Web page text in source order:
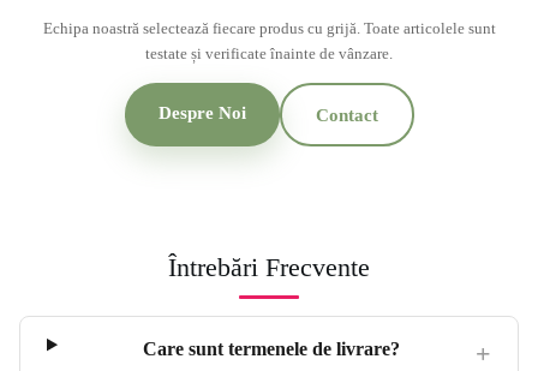
Echipa noastră selectează fiecare produs cu grijă. Toate articolele sunt
testate și verificate înainte de vânzare.
Despre Noi Contact
Întrebări Frecvente
Care sunt termenele de livrare?